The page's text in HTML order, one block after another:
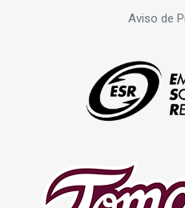
Aviso de